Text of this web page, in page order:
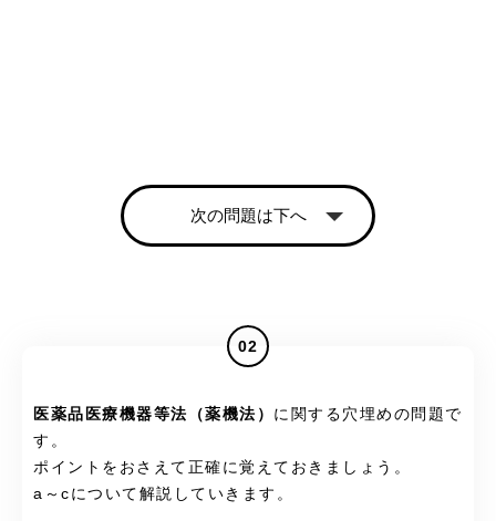
次の問題は下へ
02
医薬品医療機器等法（薬機法） に関する穴埋めの問題で
す。
ポイントをおさえて正確に覚えておきましょう。
a～cについて解説していきます。